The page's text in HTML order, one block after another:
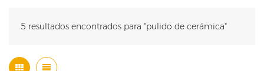
5 resultados encontrados para "pulido de cerámica"